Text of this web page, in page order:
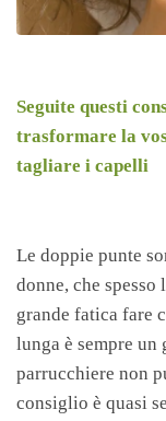
Seguite questi
trasformare la
tagliare i capelli
Le doppie punte
donne, che
grande fatica fare
lunga è sempre
parrucchiere non
consiglio è quasi